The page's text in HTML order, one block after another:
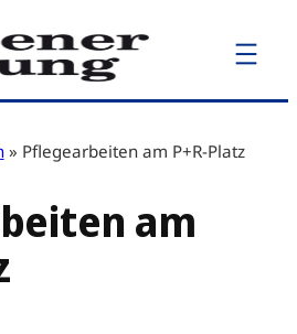
» Pflegearbeiten am P+R-Platz
am